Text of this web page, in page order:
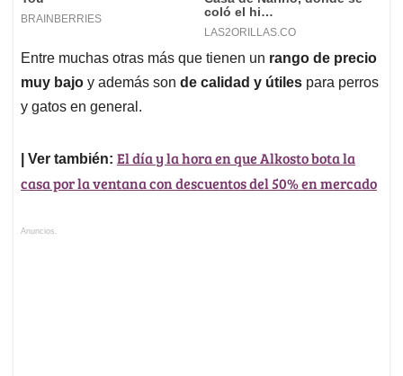
Entre muchas otras más que tienen un rango de precio
muy bajo y además son de calidad y útiles para perros
y gatos en general.
| Ver también: El día y la hora en que Alkosto bota la
casa por la ventana con descuentos del 50% en mercado
Anuncios.